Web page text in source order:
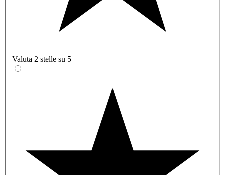
Valuta 2 stelle su 5